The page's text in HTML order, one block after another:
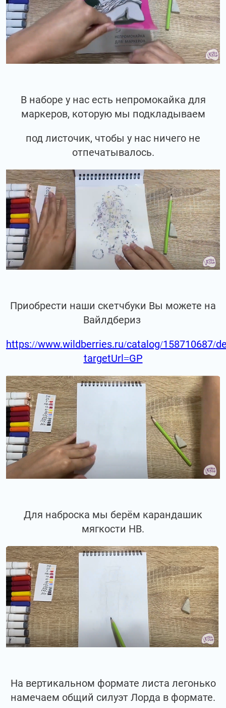
В наборе у нас есть непромокайка для
маркеров, которую мы подкладываем
под листочик, чтобы у нас ничего не
отпечатывалось.
Приобрести наши скетчбуки Вы можете на
Вайлдбериз
https://www.wildberries.ru/catalog/158710687/
targetUrl=GP
Для наброска мы берём карандашик
мягкости НВ.
На вертикальном формате листа легонько
намечаем общий силуэт Лорда в формате.